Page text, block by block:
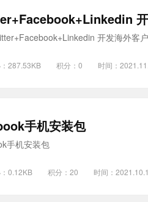
开发海外客户
287.53KB 积分：0 时间：
手机安装包
手机安装包
0.12KB 积分：20 时间：